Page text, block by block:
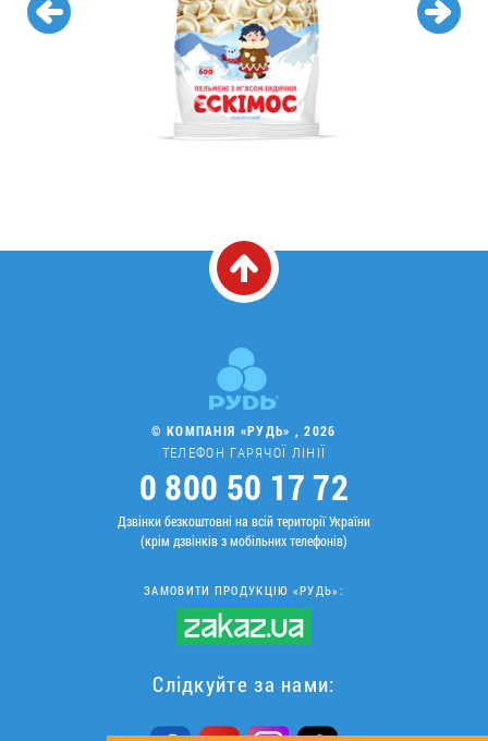
© КОМПАНІЯ «РУДЬ» , 2026
ТЕЛЕФОН ГАРЯЧОЇ ЛІНІЇ
0 800 50 17 72
Дзвінки безкоштовні на всій території України
(крім дзвінків з мобільних телефонів)
ЗАМОВИТИ ПРОДУКЦІЮ «РУДЬ»:
Слідкуйте за нами: